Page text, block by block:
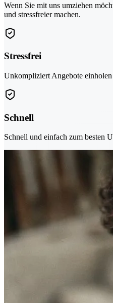
Wenn Sie mit uns umziehen
und stressfreier machen.
Stressfrei
Unkompliziert Angebote
Schnell
Schnell und einfach zum besten